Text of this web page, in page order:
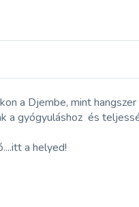
a Djembe, mint
a gyógyuláshoz és
a helyed!